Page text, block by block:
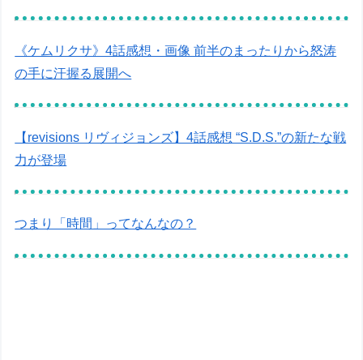
《ケムリクサ》4話感想・画像 前半のまったりから怒涛
の手に汗握る展開へ
【revisions リヴィジョンズ】4話感想 “S.D.S.”の新たな戦
力が登場
つまり「時間」ってなんなの？